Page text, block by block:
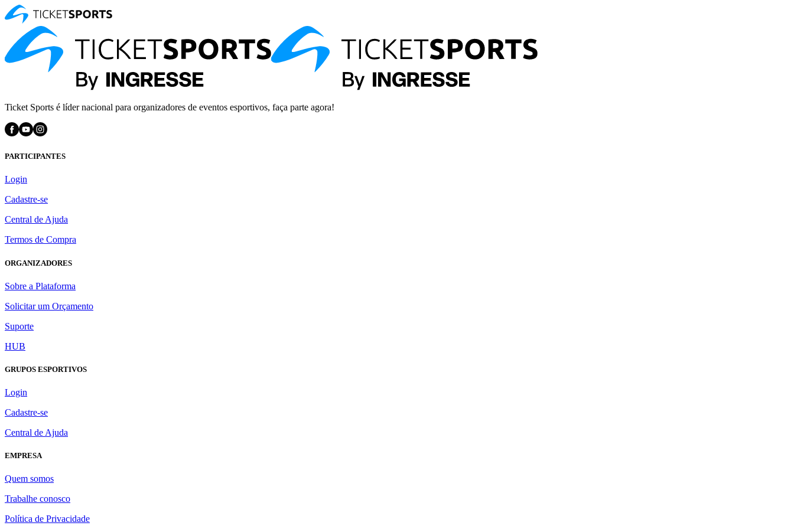
Ticket Sports é líder nacional para organizadores de eventos esportivos, faça parte agora!
PARTICIPANTES
Login
Cadastre-se
Central de Ajuda
Termos de Compra
ORGANIZADORES
Sobre a Plataforma
Solicitar um Orçamento
Suporte
HUB
GRUPOS ESPORTIVOS
Login
Cadastre-se
Central de Ajuda
EMPRESA
Quem somos
Trabalhe conosco
Política de Privacidade